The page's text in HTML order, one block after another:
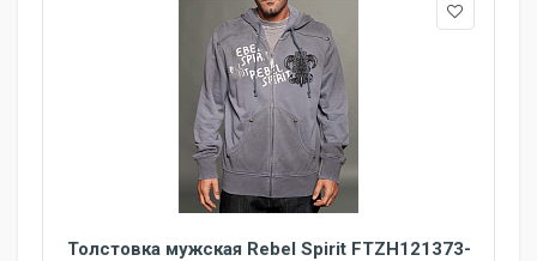
Толстовка мужская Rebel Spirit FTZH121373-